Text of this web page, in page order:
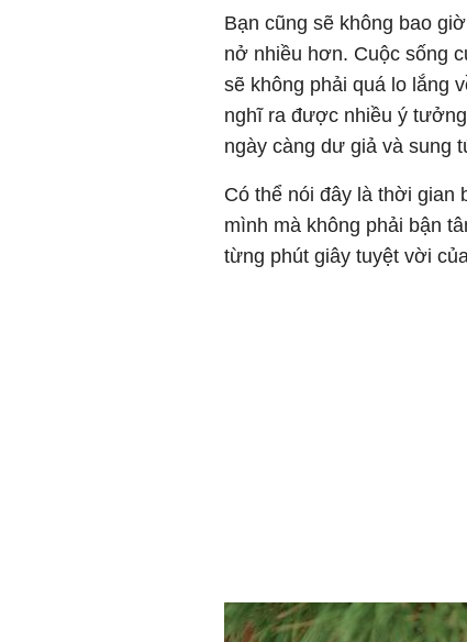
Bạn cũng sẽ không bao
nở nhiều hơn. Cuộc sống
sẽ không phải quá lo lắng
nghĩ ra được nhiều ý
ngày càng dư giả và sung
Có thể nói đây là thời
mình mà không phải bận
từng phút giây tuyệt vời